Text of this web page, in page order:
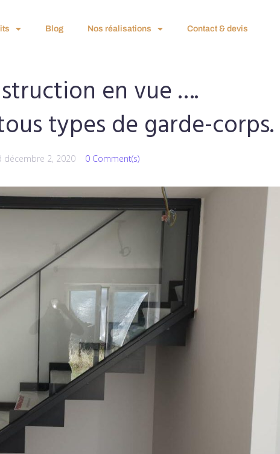
Blog Nos réalisations Contact & devis
en vue ….
types de garde-corps.
décembre 2, 2020 0 Comment(s)